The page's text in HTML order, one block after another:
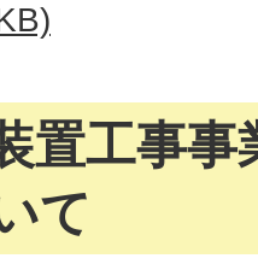
置工事事
て